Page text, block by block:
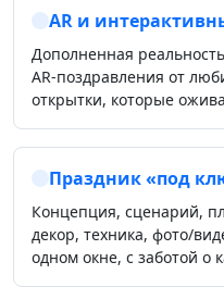
AR и
Дополненная
AR‑поздравления от
открытки, которые
Праздник «под
Концепция, сценарий,
декор, техника, фото/
одном окне, с заботой о